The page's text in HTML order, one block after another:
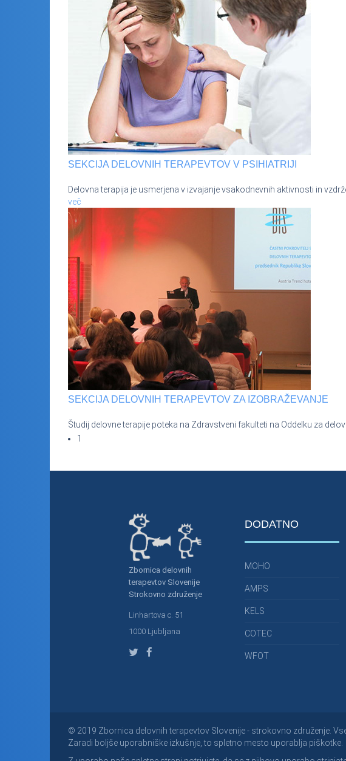
SEKCIJA DELOVNIH TERAPEVTOV V PSIHIATRIJI
Delovna terapija je usmerjena v izvajanje vsakodnevnih aktivnosti in
več
SEKCIJA DELOVNIH TERAPEVTOV ZA IZOBRAŽEVANJE
Študij delovne terapije poteka na Zdravstveni fakulteti na Oddelku za
1
Zbornica delovnih
terapevtov Slovenije
Strokovno združenje
Linhartova c. 51
1000 Ljubljana
DODATNO
MOHO
AMPS
KELS
COTEC
WFOT
© 2019 Zbornica delovnih terapevtov Slovenije - strokovno združenje.
Zaradi boljše uporabniške izkušnje, to spletno mesto uporablja piškotke.